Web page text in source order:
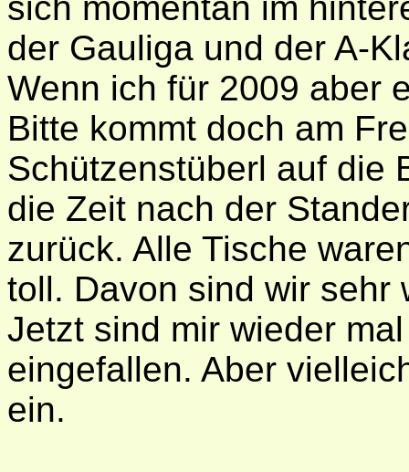
der Gauliga und der A-
Wenn ich für 2009 aber
Bitte kommt doch am
Schützenstüberl auf die
die Zeit nach der
zurück. Alle Tische
toll. Davon sind wir sehr
Jetzt sind mir wieder
eingefallen. Aber
ein.